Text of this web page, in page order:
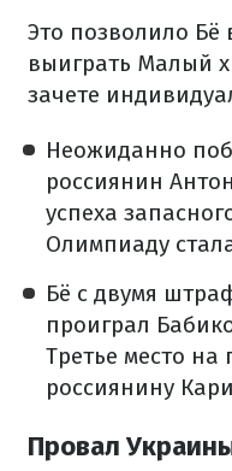
Это позволило Бё
выиграть Малый
зачете
Неожиданно
россиянин
успеха
Олимпиаду
Бё с двумя
проиграл
Третье место на
россиянину
Провал